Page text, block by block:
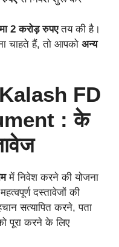
2 करोड़ रुपएतय की है।
चाहते हैं, तो आपकोअन्य
FD
: के
में निवेश करने की योजना
दस्तावेजों की
सत्यापित करने, पता
पूरा करने के लिए